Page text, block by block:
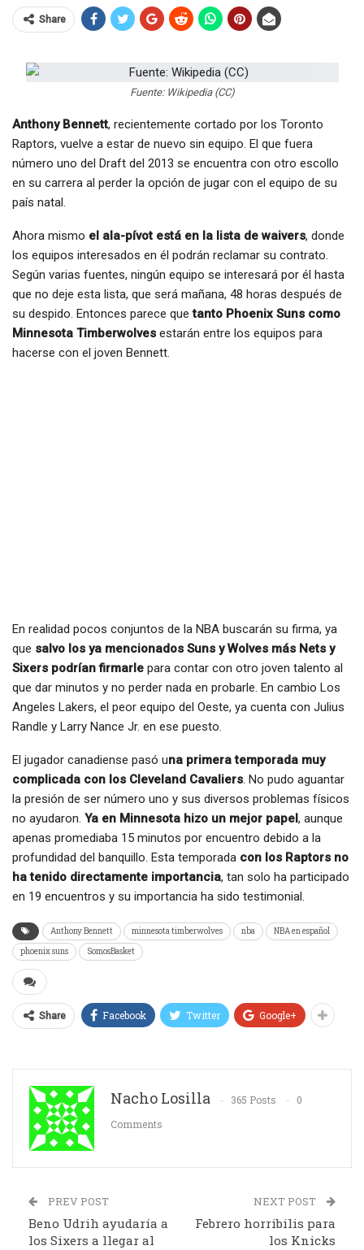
Share
Fuente: Wikipedia (CC)
Anthony Bennett, recientemente cortado por los Toronto
Raptors, vuelve a estar de nuevo sin equipo. El que fuera
número uno del Draft del 2013 se encuentra con otro escollo
en su carrera al perder la opción de jugar con el equipo de su
país natal.
Ahora mismo el ala-pívot está en la lista de waivers, donde
los equipos interesados en él podrán reclamar su contrato.
Según varias fuentes, ningún equipo se interesará por él hasta
que no deje esta lista, que será mañana, 48 horas después de
su despido. Entonces parece que tanto Phoenix Suns como
Minnesota Timberwolves estarán entre los equipos para
hacerse con el joven Bennett.
En realidad pocos conjuntos de la NBA buscarán su firma, ya
que salvo los ya mencionados Suns y Wolves más Nets y
Sixers podrían firmarle para contar con otro joven talento al
que dar minutos y no perder nada en probarle. En cambio Los
Angeles Lakers, el peor equipo del Oeste, ya cuenta con Julius
Randle y Larry Nance Jr. en ese puesto.
El jugador canadiense pasó una primera temporada muy
complicada con los Cleveland Cavaliers. No pudo aguantar
la presión de ser número uno y sus diversos problemas físicos
no ayudaron. Ya en Minnesota hizo un mejor papel, aunque
apenas promediaba 15 minutos por encuentro debido a la
profundidad del banquillo. Esta temporada con los Raptors no
ha tenido directamente importancia, tan solo ha participado
en 19 encuentros y su importancia ha sido testimonial.
Anthony Bennett minnesota timberwolves nba
NBA en español
phoenix suns
SomosBasket
Share Facebook Twitter Google+
Nacho Losilla 365 Posts
0
Comments
PREV POST
Beno Udrih ayudaría a
los Sixers a llegar al
NEXT POST
Febrero horribilis para
los Knicks